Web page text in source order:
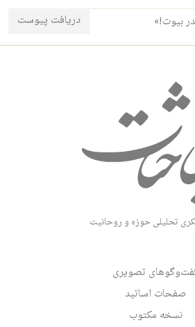
دریافت پیوست بیوت!»
تحلیلی حوزه و روحانیت
تصویری
صفحات اساتید
نسخه مکتوب